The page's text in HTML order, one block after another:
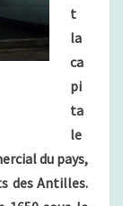
t
la
ca
pi
ta
le
du pays,
des Antilles.